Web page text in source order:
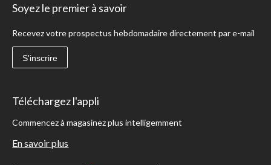
Soyez le premier à savoir
Recevez votre prospectus hebdomadaire directement par e-mail
S'inscrire
Téléchargez l'appli
Commencez à magasinez plus intelligemment
En savoir plus